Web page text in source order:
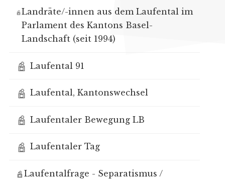
Landräte/-innen aus dem Laufental im
Parlament des Kantons Basel-
Landschaft (seit 1994)
Laufental 91
Laufental, Kantonswechsel
Laufentaler Bewegung LB
Laufentaler Tag
Laufentalfrage - Separatismus /